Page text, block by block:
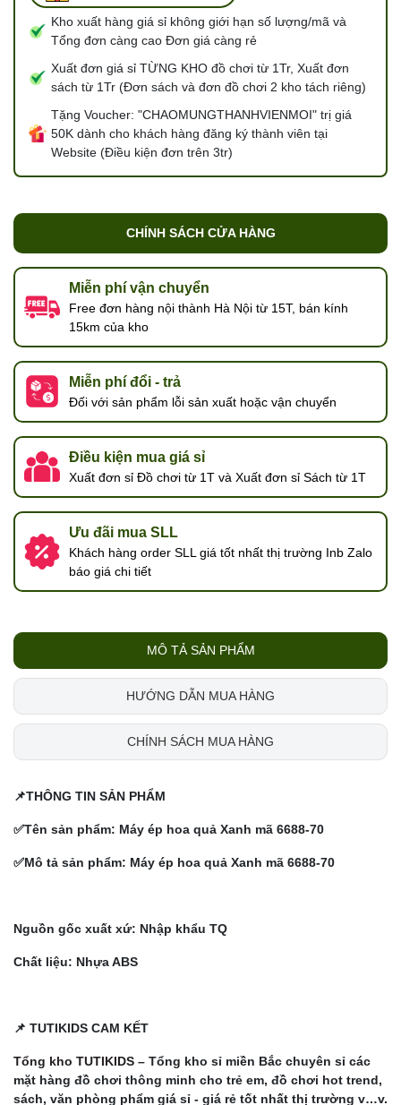
Kho xuất hàng giá sỉ không giới hạn số lượng/mã và
Tổng đơn càng cao Đơn giá càng rẻ
Xuất đơn giá sỉ TỪNG KHO đồ chơi từ 1Tr, Xuất đơn
sách từ 1Tr (Đơn sách và đơn đồ chơi 2 kho tách riêng)
Tặng Voucher: "CHAOMUNGTHANHVIENMOI" trị giá
50K dành cho khách hàng đăng ký thành viên tại
Website (Điều kiện đơn trên 3tr)
CHÍNH SÁCH CỬA HÀNG
Miễn phí vận chuyển
Free đơn hàng nội thành Hà Nội từ 15T, bán kính
15km của kho
Miễn phí đổi - trả
Đối với sản phẩm lỗi sản xuất hoặc vận chuyển
Điều kiện mua giá sỉ
Xuất đơn sỉ Đồ chơi từ 1T và Xuất đơn sỉ Sách từ 1T
Ưu đãi mua SLL
Khách hàng order SLL giá tốt nhất thị trường Inb Zalo
báo giá chi tiết
MÔ TẢ SẢN PHẨM
HƯỚNG DẪN MUA HÀNG
CHÍNH SÁCH MUA HÀNG
📌THÔNG TIN SẢN PHẨM
✅Tên sản phẩm: Máy ép hoa quả Xanh mã 6688-70
✅Mô tả sản phẩm: Máy ép hoa quả Xanh mã 6688-70
Nguồn gốc xuất xứ: Nhập khẩu TQ
Chất liệu: Nhựa ABS
📌 TUTIKIDS CAM KẾT
Tổng kho TUTIKIDS – Tổng kho sỉ miền Bắc chuyên sỉ các
mặt hàng đồ chơi thông minh cho trẻ em, đồ chơi hot trend,
sách, văn phòng phẩm giá sỉ - giá rẻ tốt nhất thị trường v…v.